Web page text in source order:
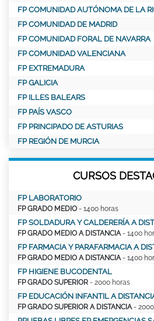
FP COMUNIDAD AUTÓNOMA DE LA
FP COMUNIDAD DE MADRID
FP COMUNIDAD FORAL DE NAVARRA
FP COMUNIDAD VALENCIANA
FP EXTREMADURA
FP GALICIA
FP ILLES BALEARS
FP PAÍS VASCO
FP PRINCIPADO DE ASTURIAS
FP REGIÓN DE MURCIA
CURSOS
FP LABORATORIO
FP GRADO MEDIO - 1400 horas
FP SOLDADURA Y CALDERERÍA A
FP GRADO MEDIO A DISTANCIA - 1400
FP FARMACIA Y PARAFARMACIA A
FP GRADO MEDIO A DISTANCIA - 1400
FP HIGIENE BUCODENTAL
FP GRADO SUPERIOR - 2000 horas
FP EDUCACIÓN INFANTIL A
FP GRADO SUPERIOR A DISTANCIA -